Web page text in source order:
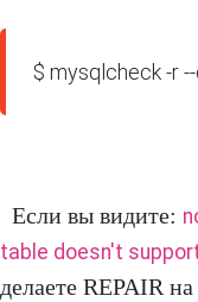
$ mysqlcheck -r
Если вы видите:
table doesn't
делаете REPAIR